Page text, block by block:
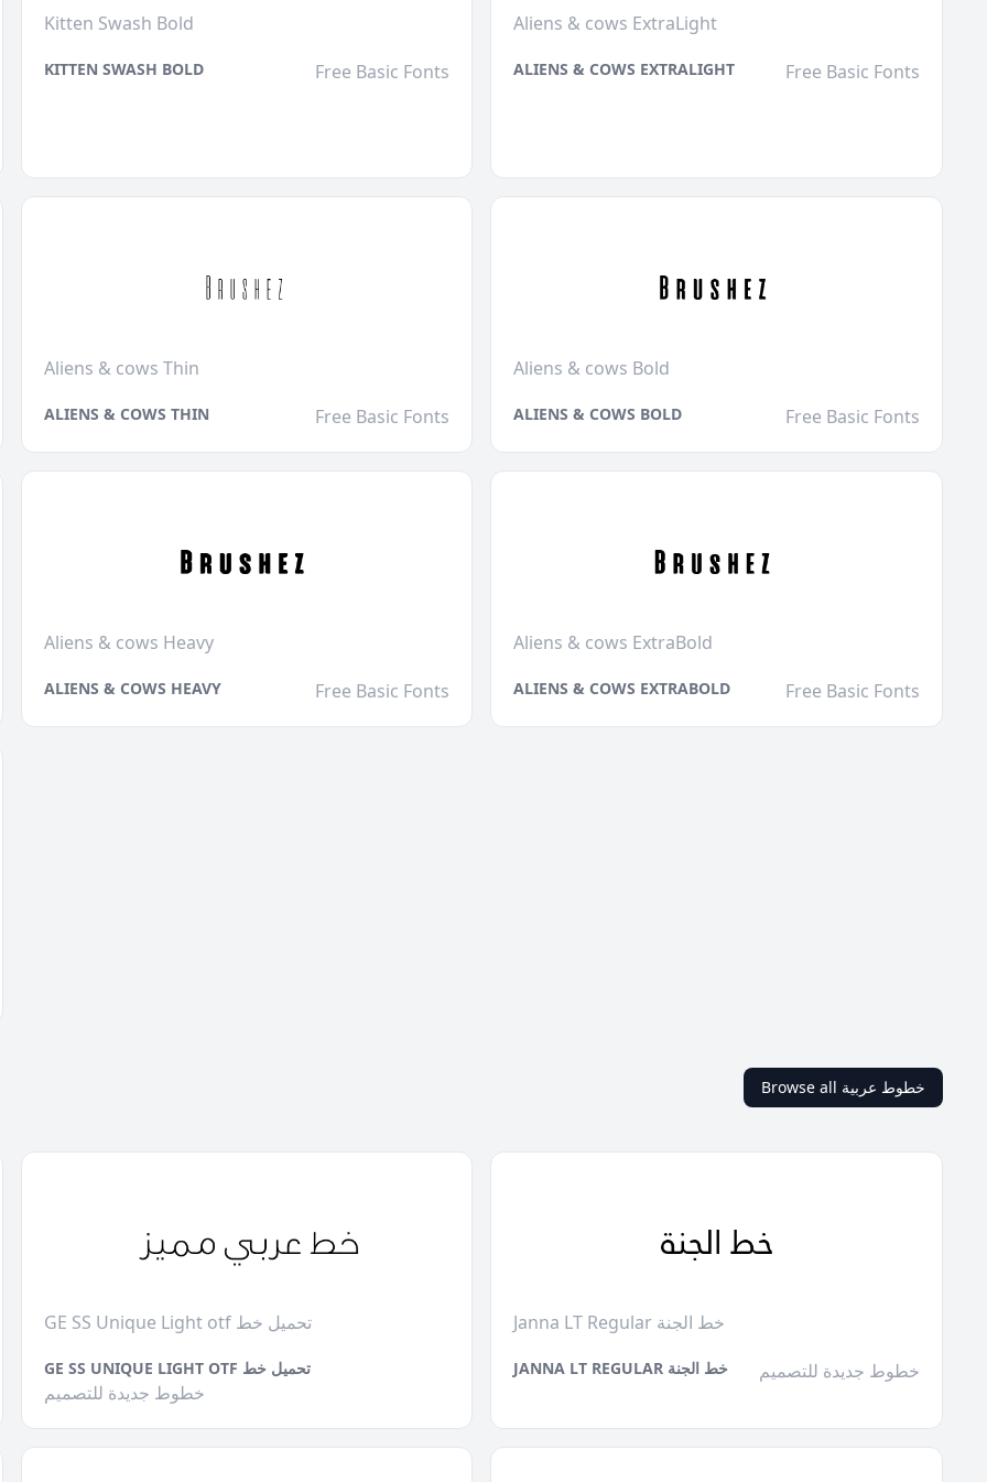
Kitten Swash Bold
KITTEN SWASH BOLD Free Basic Fonts
Aliens & cows ExtraLight
ALIENS & COWS EXTRALIGHT Free Basic Fonts
Aliens & cows Thin
ALIENS & COWS THIN Free Basic Fonts
Aliens & cows Bold
ALIENS & COWS BOLD Free Basic Fonts
Aliens & cows Heavy
ALIENS & COWS HEAVY Free Basic Fonts
Aliens & cows ExtraBold
ALIENS & COWS EXTRABOLD Free Basic Fonts
Browse all خطوط عربية
GE SS Unique Light otf تحميل خط
GE SS UNIQUE LIGHT OTF تحميل خط
خطوط جديدة للتصميم
Janna LT Regular خط الجنة
JANNA LT REGULAR خط الجنة خطوط جديدة للتصميم